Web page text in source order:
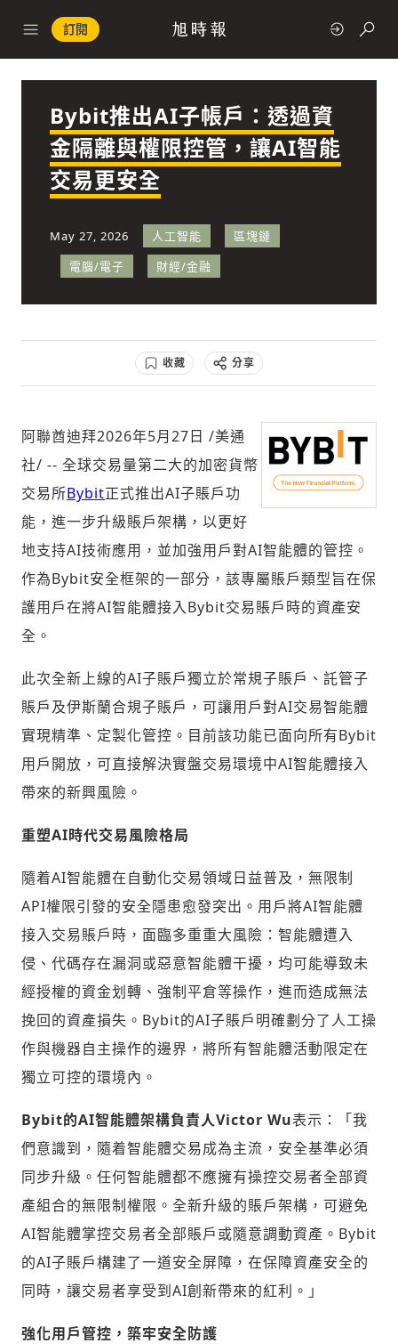
訂閱
快速連結
政治
經濟
科技
社會
人文
Bybit推出AI子帳戶：透過資
金隔離與權限控管，讓AI智能
交易更安全
May 27, 2026 人工智能
區塊鏈
電腦/電子
財經/金融
收藏 分享
阿聯酋迪拜2026年5月27日 /美通
社/ -- 全球交易量第二大的加密貨幣
交易所Bybit正式推出AI子賬戶功
能， 進一步升級賬戶架構，以更好
地支持AI技術應用，並加強用戶對AI智能體的管控。
作為Bybit安全框架的一部分，該專屬賬戶類型旨在保
護用戶在將AI智能體接入Bybit交易賬戶時的資產安
全。
此次全新上線的AI子賬戶獨立於常規子賬戶、託管子
賬戶及伊斯蘭合規子賬戶，可讓用戶對AI交易智能體
實現精準、定製化管控。目前該功能已面向所有Bybit
用戶開放，可直接解決實盤交易環境中AI智能體接入
帶來的新興風險。
重塑AI時代交易風險格局
隨着AI智能體在自動化交易領域日益普及，無限制
API權限引發的安全隱患愈發突出。用戶將AI智能體
接入交易賬戶時，面臨多重重大風險：智能體遭入
侵、代碼存在漏洞或惡意智能體干擾，均可能導致未
經授權的資金划轉、強制平倉等操作，進而造成無法
挽回的資產損失。Bybit的AI子賬戶明確劃分了人工操
作與機器自主操作的邊界，將所有智能體活動限定在
獨立可控的環境內。
Bybit的AI智能體架構負責人Victor Wu表示：「我
們意識到，隨着智能體交易成為主流，安全基準必須
同步升級。任何智能體都不應擁有操控交易者全部資
產組合的無限制權限。全新升級的賬戶架構，可避免
AI智能體掌控交易者全部賬戶或隨意調動資產。Bybit
的AI子賬戶構建了一道安全屏障，在保障資產安全的
同時，讓交易者享受到AI創新帶來的紅利。」
強化用戶管控，築牢安全防護